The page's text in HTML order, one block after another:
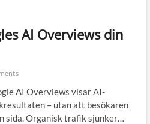
AI Overviews din
AI Overviews visar AI-
– utan att besökaren
sida. Organisk trafik sjunker…